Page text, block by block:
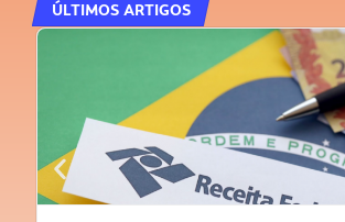
ÚLTIMOS ARTIGOS